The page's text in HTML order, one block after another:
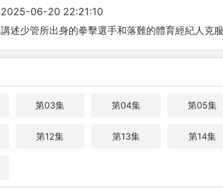
2025-06-20 22:21:10
講述少管所出身的拳擊選手和落難的體育經紀
第03集 第04集 第05集
第12集 第13集 第14集